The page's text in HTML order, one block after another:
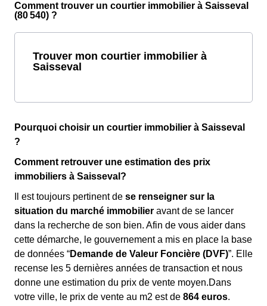
Comment trouver un courtier immobilier à Saisseval
(80 540) ?
Trouver mon courtier immobilier à
Saisseval
Pourquoi choisir un courtier immobilier à Saisseval
?
Comment retrouver une estimation des prix
immobiliers à Saisseval?
Il est toujours pertinent de se renseigner sur la
situation du marché immobilier avant de se lancer
dans la recherche de son bien. Afin de vous aider dans
cette démarche, le gouvernement a mis en place la base
de données “Demande de Valeur Foncière (DVF)”. Elle
recense les 5 dernières années de transaction et nous
donne une estimation du prix de vente moyen.Dans
votre ville, le prix de vente au m2 est de 864 euros.